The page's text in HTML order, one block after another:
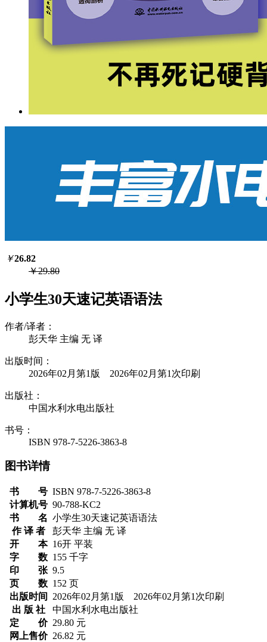
￥26.82
￥29.80
小学生30天速记英语语法
作者/译者：
彭天华 主编 无 译
出版时间：
2026年02月第1版 2026年02月第1次印刷
出版社：
中国水利水电出版社
书号：
ISBN 978-7-5226-3863-8
图书详情
书 号 ISBN 978-7-5226-3863-8
计算机号 90-788-KC2
书 名 小学生30天速记英语语法
作 译 者
彭天华 主编 无 译
开 本 16开 平装
字 数 155 千字
印 张 9.5
页 数 152 页
出版时间
2026年02月第1版 2026年02月第1次印刷
出 版 社
中国水利水电出版社
定 价 29.80 元
网上售价 26.82 元